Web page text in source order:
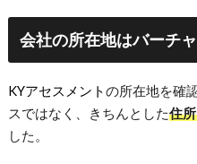
会社の所在地はバーチ
KYアセスメントの所在地を確
スではなく、きちんとした住
した。